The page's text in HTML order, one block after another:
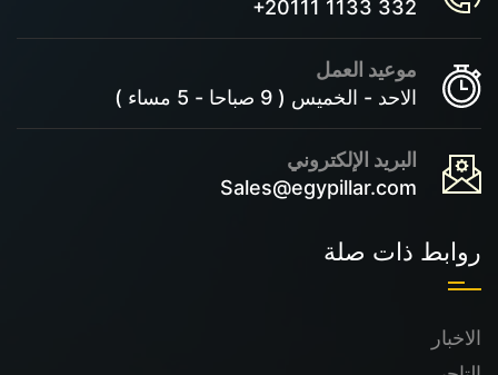
+20111 1133 332
موعيد العمل
الاحد - الخميس ( 9 صباحا - 5 مساء )
البريد الإلكتروني
Sales@egypillar.com
روابط ذات صلة
الاخبار